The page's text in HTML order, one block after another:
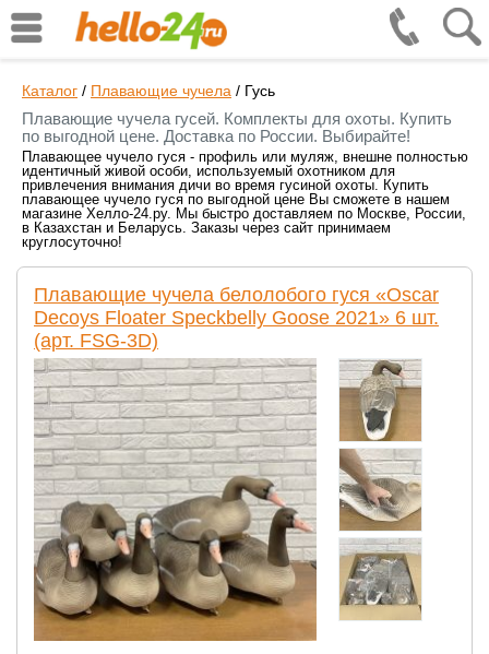
Каталог / Плавающие чучела / Гусь
Плавающие чучела гусей. Комплекты для охоты. Купить
по выгодной цене. Доставка по России. Выбирайте!
Плавающее чучело гуся - профиль или муляж, внешне полностью
идентичный живой особи, используемый охотником для
привлечения внимания дичи во время гусиной охоты. Купить
плавающее чучело гуся по выгодной цене Вы сможете в нашем
магазине Хелло-24.ру. Мы быстро доставляем по Москве, России,
в Казахстан и Беларусь. Заказы через сайт принимаем
круглосуточно!
Плавающие чучела белолобого гуся «Oscar
Decoys Floater Speckbelly Goose 2021» 6 шт.
(арт. FSG-3D)